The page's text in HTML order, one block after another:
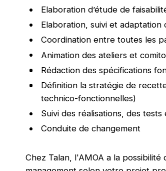
Elaboration d’étude de
Elaboration, suivi et adaptation
Coordination entre toutes les
Animation des ateliers et
Rédaction des spécifications
Définition la stratégie de
technico-fonctionnelles)
Suivi des réalisations, des
Conduite de changement
Chez Talan, l'AMOA a la